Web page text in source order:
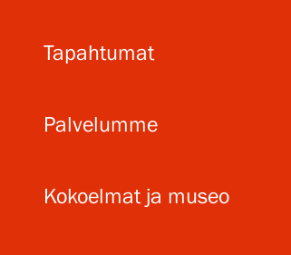
Tapahtumat
Palvelumme
Kokoelmat ja museo